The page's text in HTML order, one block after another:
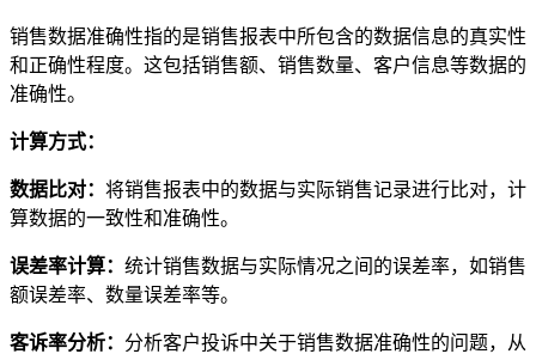
销售数据准确性指的是销售报表中所包含的数据信息的真实性
和正确性程度。这包括销售额、销售数量、客户信息等数据的
准确性。
计算方式：
数据比对： 将销售报表中的数据与实际销售记录进行比对，计
算数据的一致性和准确性。
误差率计算： 统计销售数据与实际情况之间的误差率，如销售
额误差率、数量误差率等。
客诉率分析： 分析客户投诉中关于销售数据准确性的问题，从